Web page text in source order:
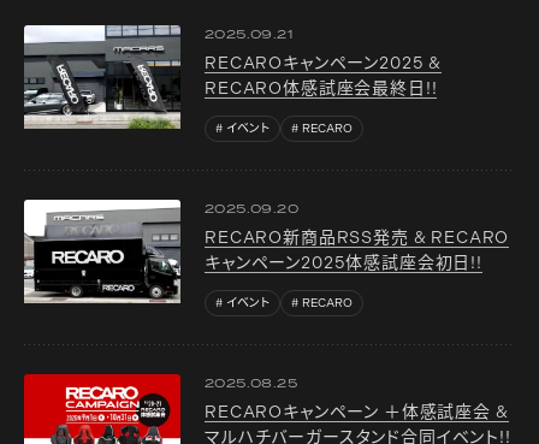
2025.09.21
RECAROキャンペーン2025 &
RECARO体感試座会最終日!!
イベント RECARO
2025.09.20
RECARO新商品RSS発売 & RECARO
キャンペーン2025体感試座会初日!!
イベント RECARO
2025.08.25
RECAROキャンペーン ＋体感試座会 &
マルハチバーガースタンド合同イベント!!